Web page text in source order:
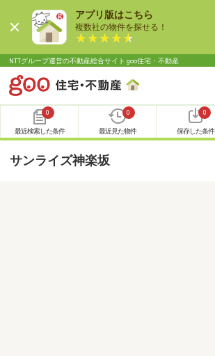
アプリ版はこちら
複数社の物件を探せる！
NTTグループ運営の不動産総合サイト goo住宅・不動産
0
最近検索した条件
0
最近見た物件
0
保存した条件
サンライズ神楽坂